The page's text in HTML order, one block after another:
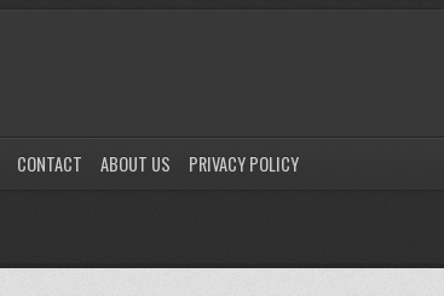
CONTACT ABOUT US PRIVACY POLICY